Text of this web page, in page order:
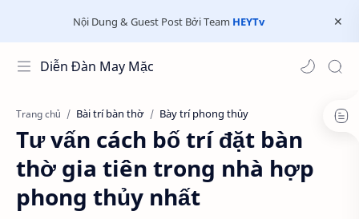
Nội Dung & Guest Post Bởi Team HEYTv
Diễn Đàn May Mặc
Trang chủ Bài trí bàn thờ Bày trí phong thủy
Tư vấn cách bố trí đặt bàn
thờ gia tiên trong nhà hợp
phong thủy nhất